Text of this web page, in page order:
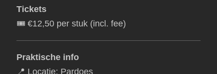
Tickets
🎟️ €12,50 per stuk (incl. fee)
Praktische info
📍 Locatie: Pardoes